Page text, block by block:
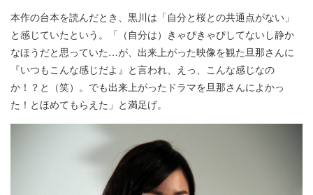
本作の台本を読んだとき、黒川は「自分と桜との共通点がない」
と感じていたという。「（自分は）きゃぴきゃぴしてないし静か
なほうだと思っていた…が、出来上がった映像を観た旦那さんに
『いつもこんな感じだよ』と言われ、えっ、こんな感じなの
か！？と（笑）。でも出来上がったドラマを旦那さんによかっ
た！とほめてもらえた」と満足げ。